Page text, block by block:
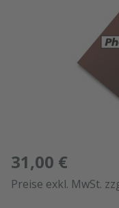
31,00 €
Preise exkl. MwSt.